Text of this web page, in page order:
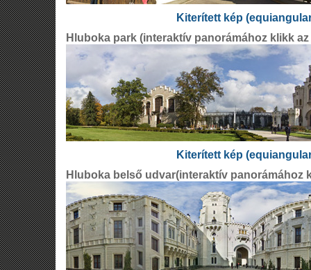
Kiterített kép
Hluboka park (interaktív panorámához klikk
Kiterített kép
Hluboka belső udvar(interaktív panorámához